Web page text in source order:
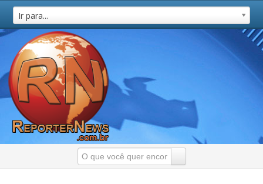
Ir para...